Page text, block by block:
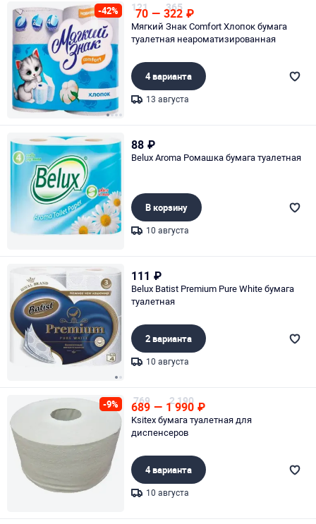
-42% 121
70 — 365
322 ₽
Мягкий Знак Comfort Хлопок бумага
туалетная неароматизированная
4 варианта
13 августа
88 ₽
Belux Aroma Ромашка бумага туалетная
В корзину
10 августа
111 ₽
Belux Batist Premium Pure White бумага
туалетная
2 варианта
10 августа
-9% 769
689 — 2 190
1 990 ₽
Ksitex бумага туалетная для
диспенсеров
4 варианта
10 августа